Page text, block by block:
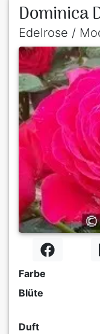
Dominica
Edelrose /
Farbe
Blüte
Duft